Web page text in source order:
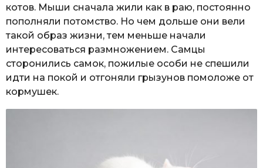
котов. Мыши сначала жили как в раю, постоянно
пополняли потомство. Но чем дольше они вели
такой образ жизни, тем меньше начали
интересоваться размножением. Самцы
сторонились самок, пожилые особи не спешили
идти на покой и отгоняли грызунов помоложе от
кормушек.